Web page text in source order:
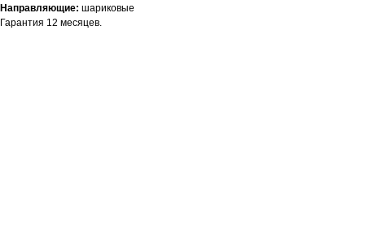
Направляющие: шариковые
Гарантия 12 месяцев.